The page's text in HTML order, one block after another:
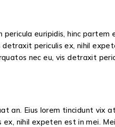
euripidis, hinc partem
periculis ex, nihil
nec eu, vis detraxit
an. Eius lorem tincidunt vix
nihil expeten est in mei.